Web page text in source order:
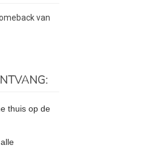
van
thuis op de